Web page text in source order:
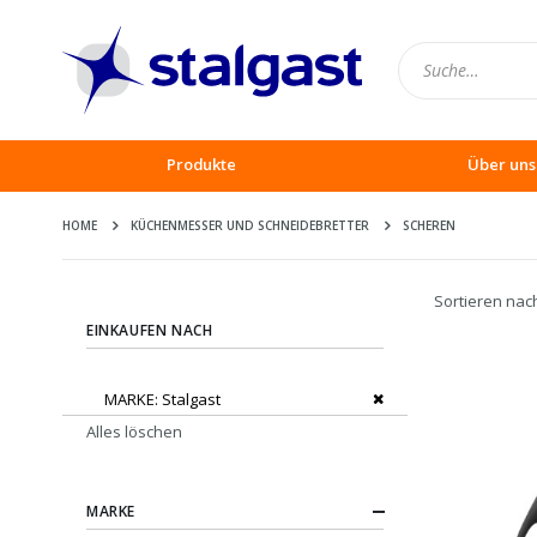
Produkte Über uns
HOME KÜCHENMESSER UND SCHNEIDEBRETTER SCHEREN
Sortieren
EINKAUFEN NACH
MARKE Stalgast
Dies entfernen
Alles löschen
MARKE